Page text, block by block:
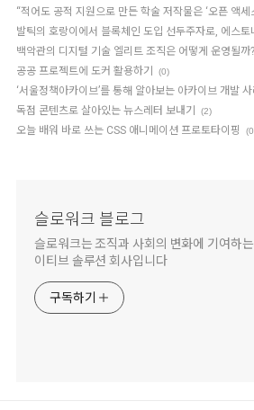
“적어도 공적 지원으로 만든 학술 저작물은 ‘오픈 액세
발틱의 호랑이에서 블록체인 도입 선두주자로, 에스토
백악관의 디지털 기술 엘리트 조직은 어떻게 운영될까?
공공 프로젝트에 도커 활용하기 (0)
‘서울정책아카이브’를 통해 알아보는 아카이브 개발 사
독점 콘텐츠로 살아있는 뉴스레터 보내기 (2)
오늘 배워 바로 쓰는 CSS 애니메이션 프로토타이핑
슬로워크 블로그
슬로워크는 조직과 사회의 변화에 기여하는
이티브 솔루션 회사입니다
구독하기